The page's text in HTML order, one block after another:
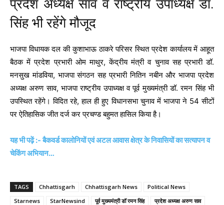
प्रदेश अध्यक्ष साव व राष्ट्रीय उपाध्यक्ष डॉ.
सिंह भी रहेंगे मौजूद
भाजपा विधायक दल की कुशाभाऊ ठाकरे परिसर स्थित प्रदेश कार्यालय में आहूत
बैठक में प्रदेश प्रभारी ओम माथुर, केंद्रीय मंत्री व चुनाव सह प्रभारी डॉ.
मनसुख मांडविया, भाजपा संगठन सह प्रभारी नितिन नबीन और भाजपा प्रदेश
अध्यक्ष अरुण साव, भाजपा राष्ट्रीय उपाध्यक्ष व पूर्व मुख्यमंत्री डॉ. रमन सिंह भी
उपस्थित रहेंगे। विदित रहे, हाल ही हुए विधानसभा चुनाव में भाजपा ने 54 सीटों
पर ऐतिहासिक जीत दर्ज कर प्रचण्ड बहुमत हासिल किया है।
यह भी पढ़ें :- बैकवर्ड कालोनियों एवं अटल आवास क्षेत्र के निवासियों का सत्यापन व
चेकिंग अभियान…
TAGS Chhattisgarh Chhattisgarh News
Political News
Starnews
StarNewsind पूर्व मुख्यमंत्री डॉ रमन सिंह
प्रदेश अध्यक्ष अरुण साव